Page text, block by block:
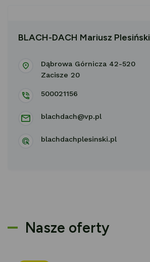
BLACH-DACH Mariusz Plesiński
Dąbrowa Górnicza 42-520
Zacisze 20
500021156
blachdach@vp.pl
blachdachplesinski.pl
Nasze oferty